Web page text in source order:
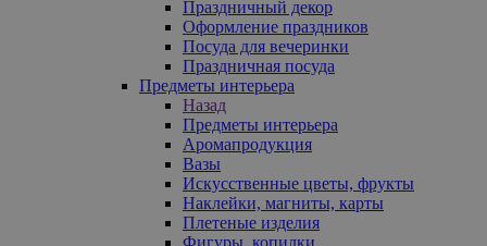
Праздничный декор
Оформление праздников
Посуда для вечеринки
Праздничная посуда
Предметы интерьера
Назад
Предметы интерьера
Аромапродукция
Вазы
Искусственные цветы, фрукты
Наклейки, магниты, карты
Плетеные изделия
Фигуры, копилки